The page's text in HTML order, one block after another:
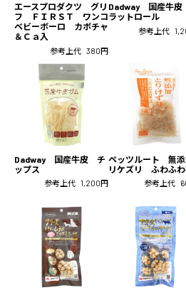
エースプロダクツ グリ
フ ＦＩＲＳＴ ワンコ
ベビーボーロ カボチャ
＆Ｃａ入
参考上代 380円
Dadway 国産牛
ラットロール
参考上代
Dadway 国産牛皮 チ
ップス
参考上代 1,200円
ペッツルート 無添
リケズリ ふわふ
参考上代